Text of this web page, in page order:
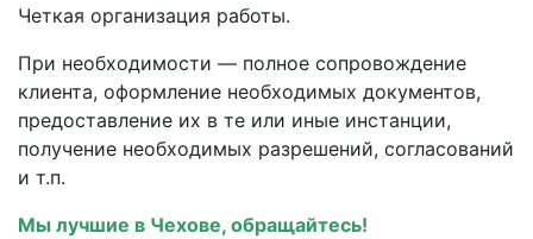
Четкая организация работы.
При необходимости — полное сопровождение
клиента, оформление необходимых документов,
предоставление их в те или иные инстанции,
получение необходимых разрешений, согласований
и т.п.
Мы лучшие в Чехове, обращайтесь!